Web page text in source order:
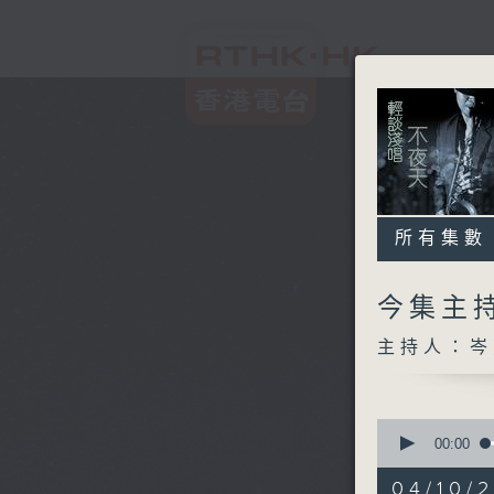
所有集數
今集主
主持人：
seconds
00:00
04/10/